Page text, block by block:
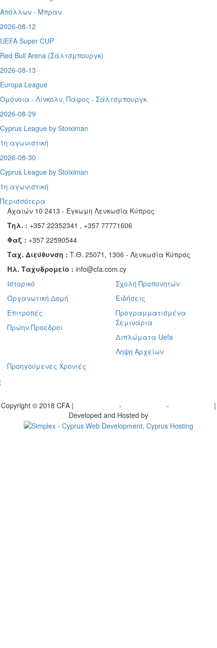
Απόλλων - Μπραν
2026-08-12
UEFA Super CUP
Red Bull Arena (Σάλτσμπουργκ)
2026-08-13
Europa League
Ομόνοια - Λίνκολν, Πάφος - Σάλτσμπουργκ
2026-08-29
Cyprus League by Stoiximan
1η αγωνιστική
2026-08-30
Cyprus League by Stoiximan
1η αγωνιστική
Περισσότερα
Αχαιών 10 2413 - Έγκωμη Λευκωσία Κύπρος
Τηλ. : +357 22352341 , +357 77771606
Φαξ : +357 22590544
Ταχ. Διεύθυνση : Τ.Θ. 25071, 1306 - Λευκωσία Κύπρος
Ηλ. Ταχυδρομείο : info@cfa.com.cy
Ιστορικό
Οργανωτική Δομή
Επιτροπές
Πρώην Προέδροι
Σχολή Προπονητών
Ειδήσεις
Προγραμματισμένα
Σεμινάρια
Διπλώματα Uefa
Ληψη Αρχείων
Προηγούμενες Χρονιές
Copyright © 2018 CFA | - -
|
Developed and Hosted by